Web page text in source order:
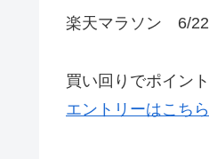
楽天マラソン 6/
買い回りでポイン
エントリーはこちら